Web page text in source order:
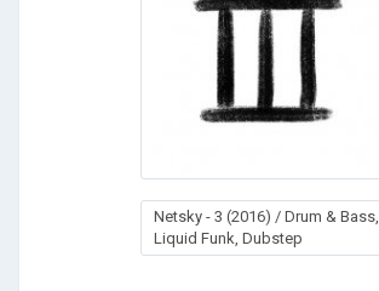
Netsky - 3 (2016) / Drum & Bass,
Liquid Funk, Dubstep